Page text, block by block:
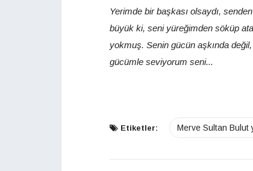
Yerimde bir başkası olsaydı,
büyük ki, seni yüreğimden söküp
yokmuş. Senin gücün aşkında
gücümle seviyorum seni...
Etiketler: Merve Sultan Bulut